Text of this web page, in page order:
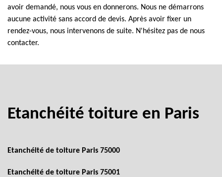
avoir demandé, nous vous en donnerons. Nous ne démarrons
aucune activité sans accord de devis. Après avoir fixer un
rendez-vous, nous intervenons de suite. N'hésitez pas de nous
contacter.
Etanchéité toiture en Paris
Etanchéité de toiture Paris 75000
Etanchéité de toiture Paris 75001